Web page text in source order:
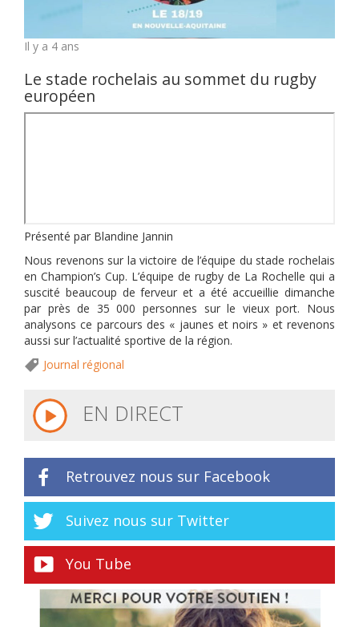
Il y a 4 ans
Le stade rochelais au sommet du rugby
européen
Présenté par Blandine Jannin
Nous revenons sur la victoire de l’équipe du stade rochelais
en Champion’s Cup. L’équipe de rugby de La Rochelle qui a
suscité beaucoup de ferveur et a été accueillie dimanche
par près de 35 000 personnes sur le vieux port. Nous
analysons ce parcours des « jaunes et noirs » et revenons
aussi sur l’actualité sportive de la région.
Journal régional
EN DIRECT
Retrouvez nous sur Facebook
Suivez nous sur Twitter
You Tube